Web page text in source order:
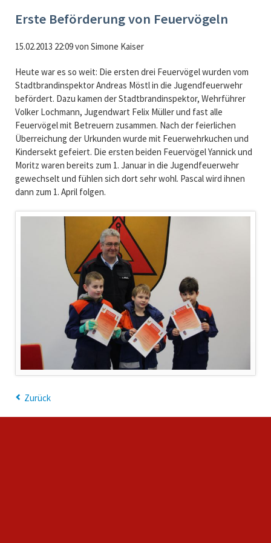
Erste Beförderung von Feuervögeln
15.02.2013 22:09von Simone Kaiser
Heute war es so weit: Die ersten drei Feuervögel wurden vom
Stadtbrandinspektor Andreas Möstl in die Jugendfeuerwehr
befördert. Dazu kamen der Stadtbrandinspektor, Wehrführer
Volker Lochmann, Jugendwart Felix Müller und fast alle
Feuervögel mit Betreuern zusammen. Nach der feierlichen
Überreichung der Urkunden wurde mit Feuerwehrkuchen und
Kindersekt gefeiert. Die ersten beiden Feuervögel Yannick und
Moritz waren bereits zum 1. Januar in die Jugendfeuerwehr
gewechselt und fühlen sich dort sehr wohl. Pascal wird ihnen
dann zum 1. April folgen.
Zurück